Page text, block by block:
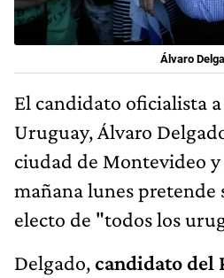
Álvaro
El candidato oficialista
Uruguay, Álvaro
ciudad de Montevideo
mañana lunes pretende
electo de "todos los
Delgado,candidato del